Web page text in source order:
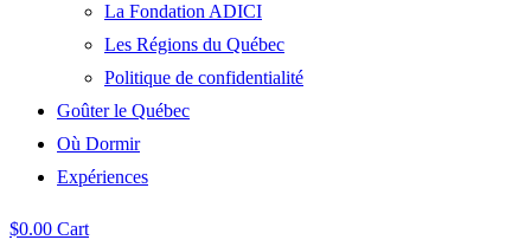
La Fondation ADICI
Les Régions du Québec
Politique de confidentialité
Goûter le Québec
Où Dormir
Expériences
$0.00 Cart